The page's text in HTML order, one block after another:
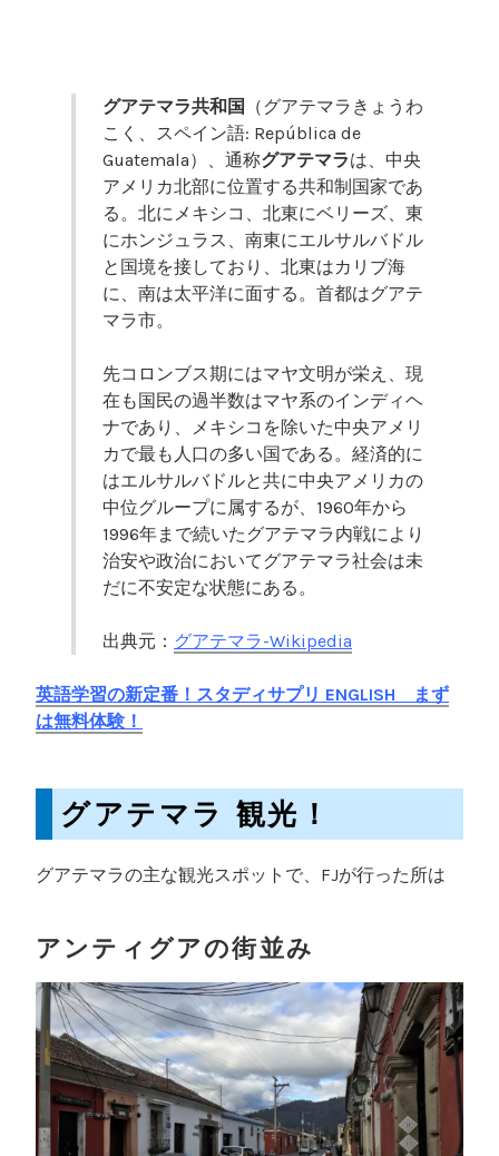
グアテマラ共和国
（グアテマラきょうわ
こく、スペイン語: República de
Guatemala）、通称グアテマラは、中央
アメリカ北部に位置する共和制国家であ
る。北にメキシコ、北東にベリーズ、東
にホンジュラス、南東にエルサルバドル
と国境を接しており、北東はカリブ海
に、南は太平洋に面する。首都はグアテ
マラ市。
先コロンブス期にはマヤ文明が栄え、現
在も国民の過半数はマヤ系のインディヘ
ナであり、メキシコを除いた中央アメリ
カで最も人口の多い国である。経済的に
はエルサルバドルと共に中央アメリカの
中位グループに属するが、1960年から
1996年まで続いたグアテマラ内戦により
治安や政治においてグアテマラ社会は未
だに不安定な状態にある。
出典元： グアテマラ-Wikipedia
英語学習の新定番！スタディサプリ ENGLISH まず
は無料体験！
グアテマラ 観光！
グアテマラの主な観光スポットで、FJが行った所は
アンティグアの街並み